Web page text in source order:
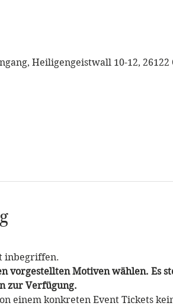
Heiligengeistwall 10-12,
inbegriffen.
vorgestellten Motiven wählen. Es
zur Verfügung.
einem konkreten Event Tickets